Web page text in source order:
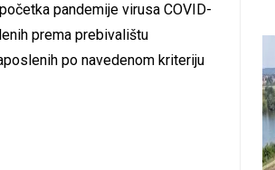
pandemije virusa COVID-
prema prebivalištu
po navedenom kriteriju